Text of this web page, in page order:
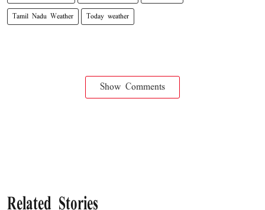
Tamil Nadu Weather Today weather
Show Comments
Related Stories